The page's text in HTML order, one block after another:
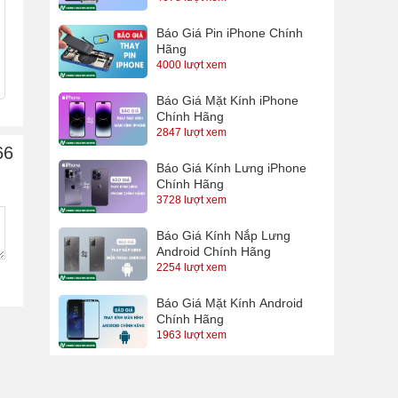
Báo Giá Pin iPhone Chính
Hãng
4000 lượt xem
Báo Giá Mặt Kính iPhone
Chính Hãng
2847 lượt xem
Báo Giá Kính Lưng iPhone
Chính Hãng
3728 lượt xem
Báo Giá Kính Nắp Lưng
Android Chính Hãng
2254 lượt xem
Báo Giá Mặt Kính Android
Chính Hãng
1963 lượt xem